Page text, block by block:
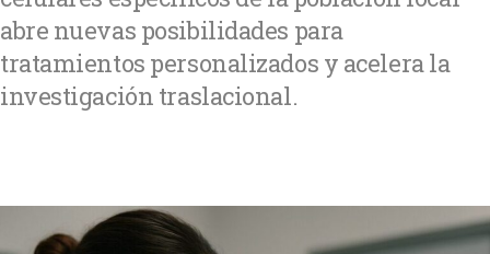
abre nuevas posibilidades para
tratamientos personalizados y acelera la
investigación traslacional.